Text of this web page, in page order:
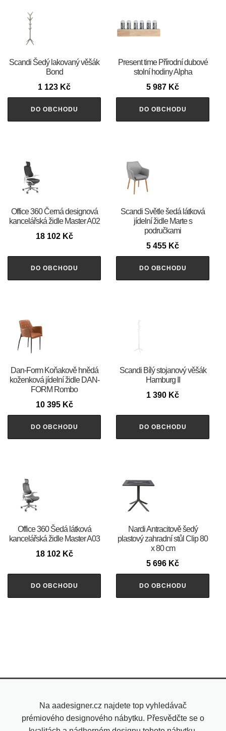
Scandi Šedý lakovaný věšák
Bond
1 123 Kč
DO OBCHODU
Present time Přírodní dubové
stolní hodiny Alpha
5 987 Kč
DO OBCHODU
Office 360 Černá designová
kancelářská židle Master A02
18 102 Kč
DO OBCHODU
Scandi Světle šedá látková
jídelní židle Marte s
područkami
5 455 Kč
DO OBCHODU
​​​​​Dan-Form Koňakově hnědá
koženková jídelní židle DAN-
FORM Rombo
10 395 Kč
DO OBCHODU
Scandi Bílý stojanový věšák
Hamburg II
1 390 Kč
DO OBCHODU
Office 360 Šedá látková
kancelářská židle Master A03
18 102 Kč
DO OBCHODU
Nardi Antracitově šedý
plastový zahradní stůl Clip 80
x 80 cm
5 696 Kč
DO OBCHODU
Na aadesigner.cz najdete top vyhledávač
prémiového designového nábytku. Přesvědčte se o